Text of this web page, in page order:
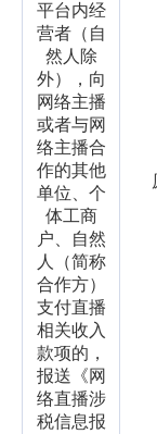
平台内经
营者（自
然人除
外），向
网络主播
或者与网
络主播合
作的其他
单位、个
体工商
户、自然
人（简称
合作方）
支付直播
相关收入
款项的，
报送《网
络直播涉
税信息报